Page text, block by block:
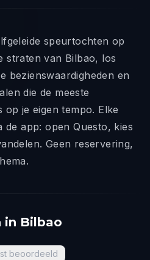
speurtochten op
straten van Bilbao, los
bezienswaardigheden en
die de meeste
op je eigen tempo. Elke
app: open Questo, kies
Geen reservering,
in Bilbao
beoordeeld